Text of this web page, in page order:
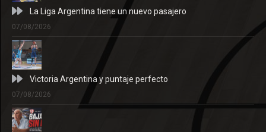
La Liga Argentina tiene un nuevo pasajero
07/08/2026
Victoria Argentina y puntaje perfecto
07/08/2026